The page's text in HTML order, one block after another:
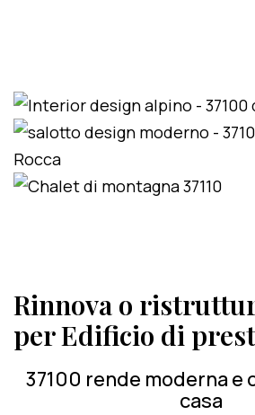
Rinnova o
per Edificio di
37100 rende moderna e
casa